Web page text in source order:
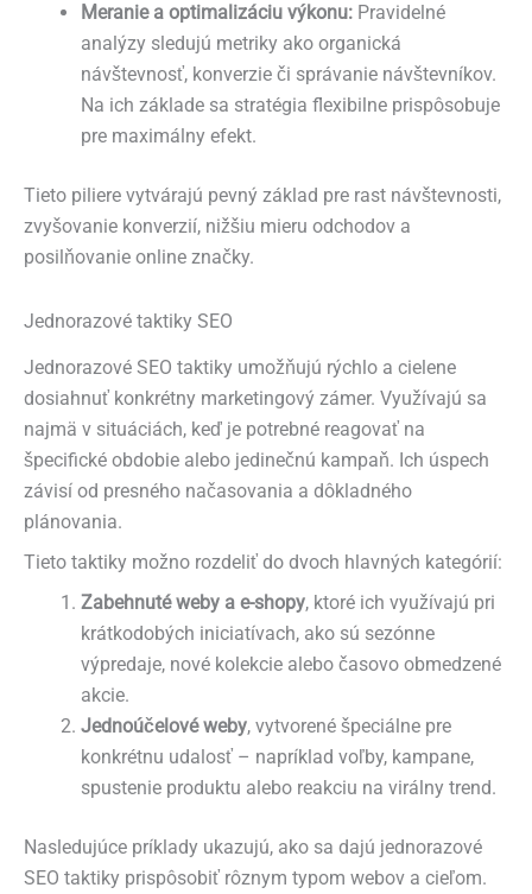
Meranie a optimalizáciu výkonu: Pravidelné
analýzy sledujú metriky ako organická
návštevnosť, konverzie či správanie návštevníkov.
Na ich základe sa stratégia flexibilne prispôsobuje
pre maximálny efekt.
Tieto piliere vytvárajú pevný základ pre rast návštevnosti,
zvyšovanie konverzií, nižšiu mieru odchodov a
posilňovanie online značky.
Jednorazové taktiky SEO
Jednorazové SEO taktiky umožňujú rýchlo a cielene
dosiahnuť konkrétny marketingový zámer. Využívajú sa
najmä v situáciách, keď je potrebné reagovať na
špecifické obdobie alebo jedinečnú kampaň. Ich úspech
závisí od presného načasovania a dôkladného
plánovania.
Tieto taktiky možno rozdeliť do dvoch hlavných kategórií:
Zabehnuté weby a e-shopy, ktoré ich využívajú pri
krátkodobých iniciatívach, ako sú sezónne
výpredaje, nové kolekcie alebo časovo obmedzené
akcie.
Jednoúčelové weby, vytvorené špeciálne pre
konkrétnu udalosť – napríklad voľby, kampane,
spustenie produktu alebo reakciu na virálny trend.
Nasledujúce príklady ukazujú, ako sa dajú jednorazové
SEO taktiky prispôsobiť rôznym typom webov a cieľom.